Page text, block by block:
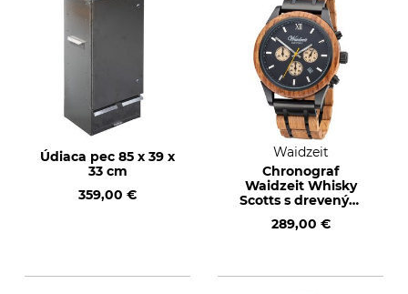
Údiaca pec 85 x 39 x
33 cm
359,00 €
Waidzeit
Chronograf
Waidzeit Whisky
Scotts s dreveným
289,00 €